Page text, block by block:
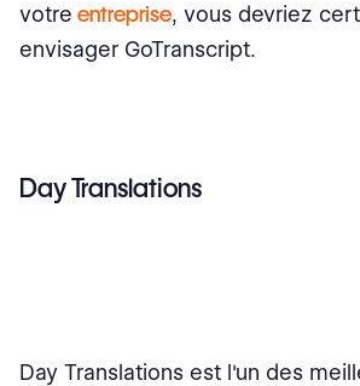
votre entreprise, vous devriez
envisager GoTranscript.
Day Translations
Day Translations est l'un des